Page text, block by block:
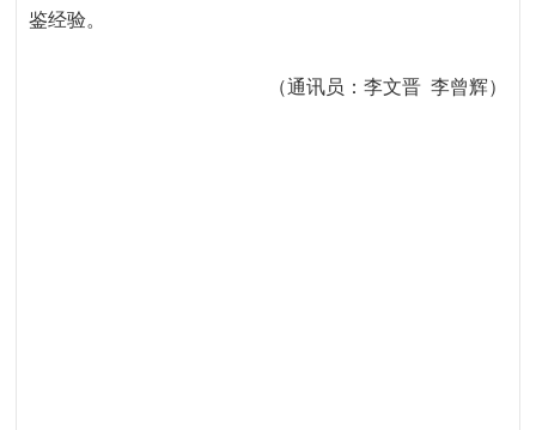
鉴经验。
（通讯员：李文晋 李曾辉）